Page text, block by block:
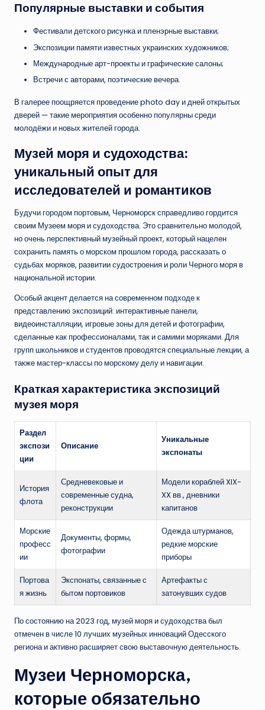
Популярные выставки и события
Фестивали детского рисунка и пленэрные выставки;
Экспозиции памяти известных украинских художников;
Международные арт-проекты и графические салоны;
Встречи с авторами, поэтические вечера.
В галерее поощряется проведение photo day и дней открытых
дверей — такие мероприятия особенно популярны среди
молодёжи и новых жителей города.
Музей моря и судоходства:
уникальный опыт для
исследователей и романтиков
Будучи городом портовым, Черноморск справедливо гордится
своим Музеем моря и судоходства. Это сравнительно молодой,
но очень перспективный музейный проект, который нацелен
сохранить память о морском прошлом города, рассказать о
судьбах моряков, развитии судостроения и роли Черного моря в
национальной истории.
Особый акцент делается на современном подходе к
представлению экспозиций: интерактивные панели,
видеоинсталляции, игровые зоны для детей и фотографии,
сделанные как профессионалами, так и самими моряками. Для
групп школьников и студентов проводятся специальные лекции, а
также мастер-классы по морскому делу и навигации.
Краткая характеристика экспозиций
музея моря
Раздел
экспози
ции
Описание
Уникальные
экспонаты
История
флота
Средневековые и
современные судна,
реконструкции
Модели кораблей XIX-
XX вв., дневники
капитанов
Морские
професс
ии
Документы, формы,
фотографии
Одежда штурманов,
редкие морские
приборы
Портова
я жизнь
Экспонаты, связанные с
бытом портовиков
Артефакты с
затонувших судов
По состоянию на 2023 год, музей моря и судоходства был
отмечен в числе 10 лучших музейных инноваций Одесского
региона и активно расширяет свою выставочную деятельность.
Музеи Черноморска,
которые обязательно